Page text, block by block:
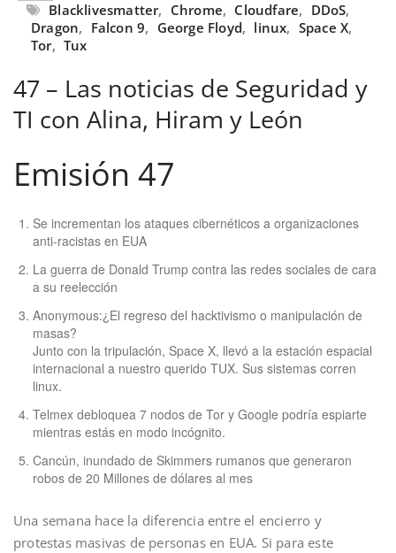
Blacklivesmatter, Chrome, Cloudfare, DDoS,
Dragon, Falcon 9, George Floyd, linux, Space X,
Tor, Tux
47 – Las noticias de Seguridad y
TI con Alina, Hiram y León
Emisión 47
Se incrementan los ataques cibernéticos a organizaciones
anti-racistas en EUA
La guerra de Donald Trump contra las redes sociales de cara
a su reelección
Anonymous:¿El regreso del hacktivismo o manipulación de
masas?
Junto con la tripulación, Space X, llevó a la estación espacial
internacional a nuestro querido TUX. Sus sistemas corren
linux.
Telmex debloquea 7 nodos de Tor y Google podría espiarte
mientras estás en modo incógnito.
Cancún, inundado de Skimmers rumanos que generaron
robos de 20 Millones de dólares al mes
Una semana hace la diferencia entre el encierro y
protestas masivas de personas en EUA. Si para este